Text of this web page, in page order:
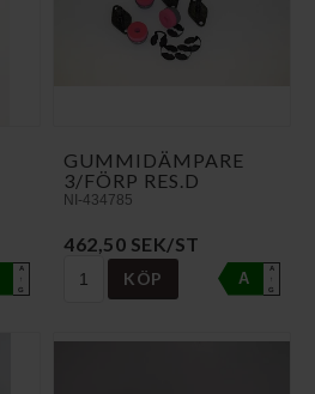
A
↑
G
GUMMIDÄMPARE
3/FÖRP RES.D
NI-434785
462,50 SEK/ST
KÖP A
A
↑
G